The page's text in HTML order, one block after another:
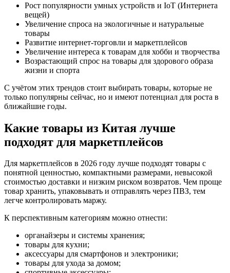
Рост популярности умных устройств и IoT (Интернета
вещей)
Увеличение спроса на экологичные и натуральные
товары
Развитие интернет-торговли и маркетплейсов
Увеличение интереса к товарам для хобби и творчества
Возрастающий спрос на товары для здорового образа
жизни и спорта
С учётом этих трендов стоит выбирать товары, которые не
только популярны сейчас, но и имеют потенциал для роста в
ближайшие годы.
Какие товары из Китая лучше
подходят для маркетплейсов
Для маркетплейсов в 2026 году лучше подходят товары с
понятной ценностью, компактными размерами, невысокой
стоимостью доставки и низким риском возвратов. Чем проще
товар хранить, упаковывать и отправлять через ПВЗ, тем
легче контролировать маржу.
К перспективным категориям можно отнести:
органайзеры и системы хранения;
товары для кухни;
аксессуары для смартфонов и электроники;
товары для ухода за домом;